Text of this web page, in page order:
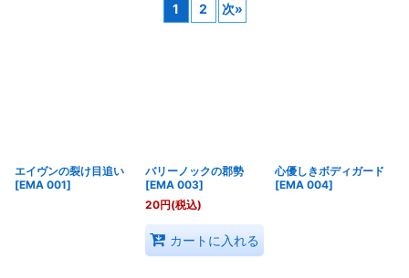
1 2 次»
エイヴンの裂け目追い
[EMA 001]
バリーノックの郡勢
[EMA 003]
20円(税込)
カートに入れる
心優しきボディガード
[EMA 004]